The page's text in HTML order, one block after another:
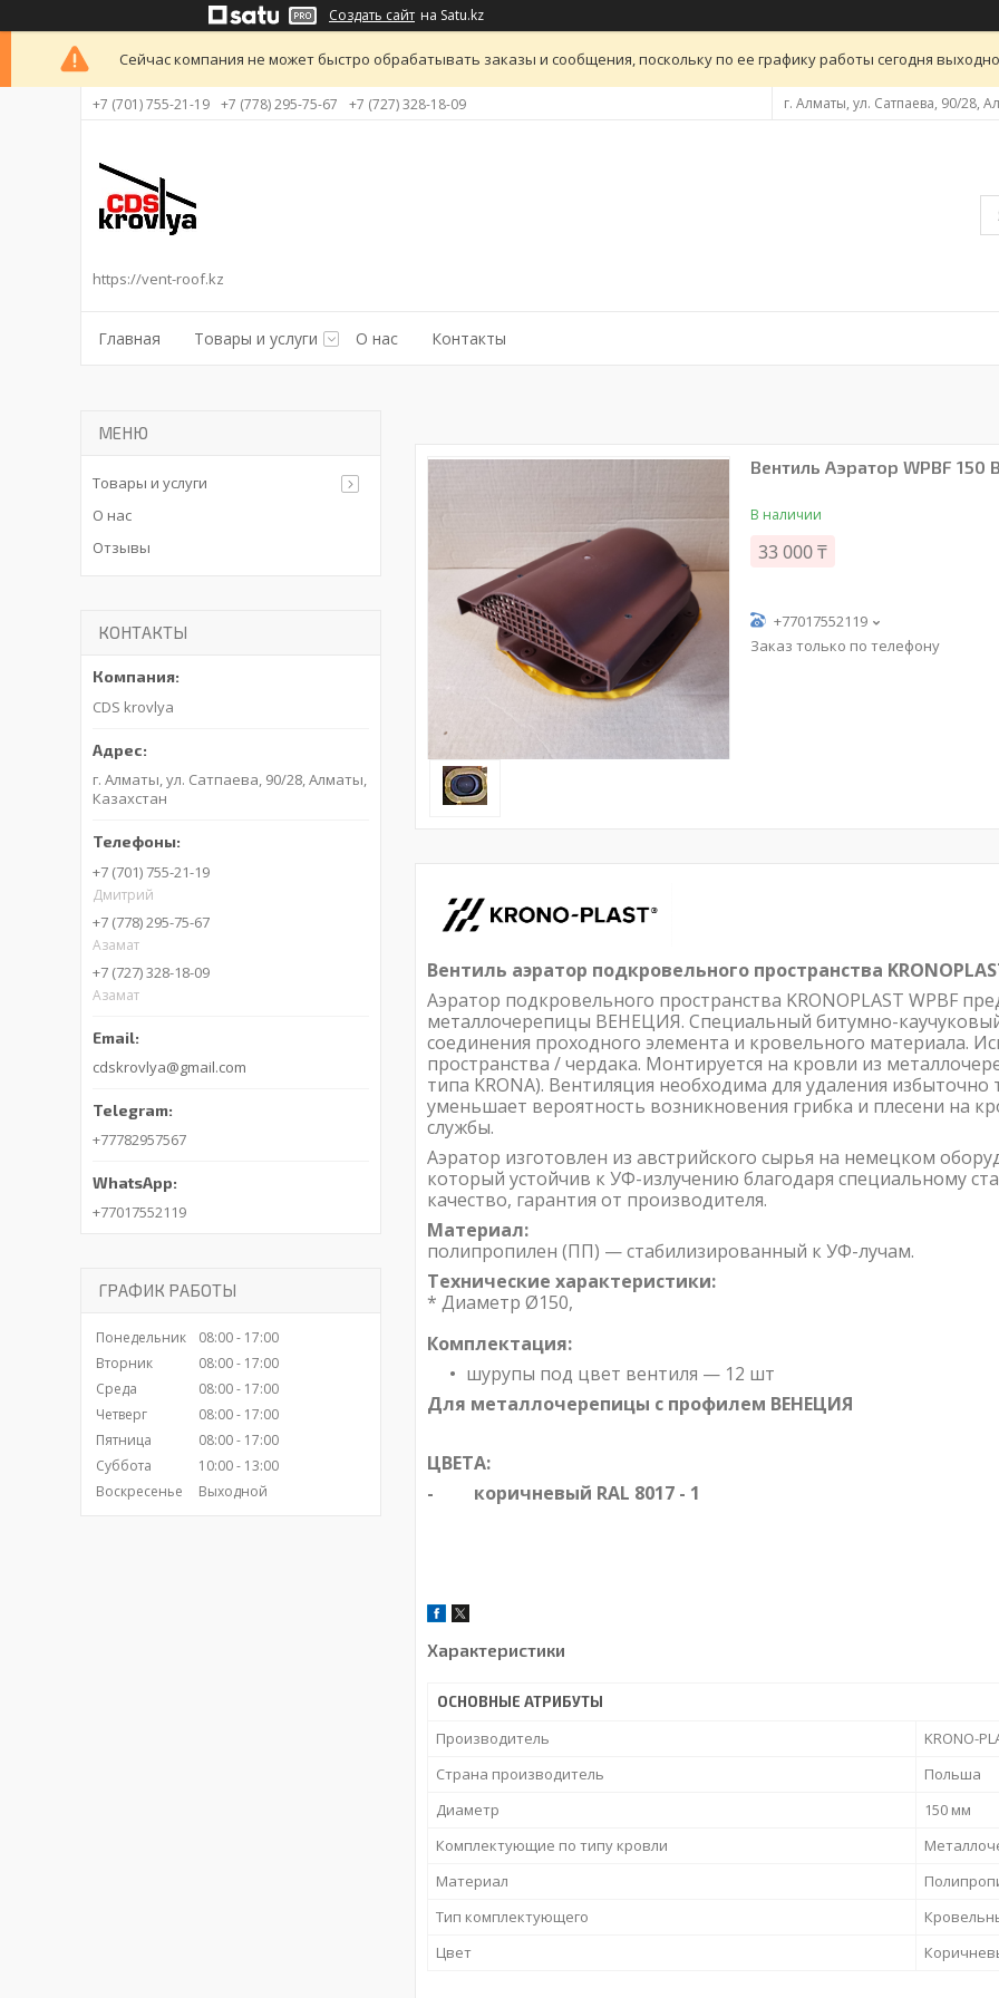
Создать сайт на Satu.kz
Сейчас компания не может быстро обрабатывать заказы и сообщения, поскольку по ее графику работы сегодня
+7 (701) 755-21-19 +7 (778) 295-75-67 +7 (727) 328-18-09 г. Алматы, ул. Сатпаева, 90/28,
https://vent-roof.kz
Главная Товары и услуги О нас Контакты
Вентиль Аэратор WPBF 150
В наличии
33 000 ₸
+77017552119
Заказ только по телефону
Вентиль аэратор подкровельного пространства
Аэратор подкровельного пространства KRONOPLAST WPBF
металлочерепицы ВЕНЕЦИЯ. Специальный битумно-
соединения проходного элемента и кровельного материала.
пространства / чердака. Монтируется на кровли из
типа KRONA). Вентиляция необходима для удаления
уменьшает вероятность возникновения грибка и плесени на
службы.
Аэратор изготовлен из австрийского сырья на немецком
который устойчив к УФ-излучению благодаря специальному
качество, гарантия от производителя.
Материал:
полипропилен (ПП) — стабилизированный к УФ-лучам.
Технические характеристики:
* Диаметр Ø150,
Комплектация:
шурупы под цвет вентиля — 12 шт
Для металлочерепицы с профилем ВЕНЕЦИЯ
ЦВЕТА:
- коричневый RAL 8017 - 1
Характеристики
ОСНОВНЫЕ АТРИБУТЫ
Производитель
KRONO-
Страна производитель
Польша
Диаметр
150 мм
Комплектующие по типу кровли
Материал
Тип комплектующего
Цвет
Товары и услуги
О нас
Отзывы
КОНТАКТЫ
CDS krovlya
г. Алматы, ул. Сатпаева, 90/28, Алматы,
Казахстан
+7 (701) 755-21-19
Дмитрий
+7 (778) 295-75-67
Азамат
+7 (727) 328-18-09
Азамат
cdskrovlya@gmail.com
+77782957567
+77017552119
ГРАФИК РАБОТЫ
Понедельник 08:00
17:00
Вторник
08:00
17:00
Среда
08:00
17:00
Четверг
08:00
17:00
Пятница
08:00
17:00
Суббота
10:00
13:00
Воскресенье
Выходной